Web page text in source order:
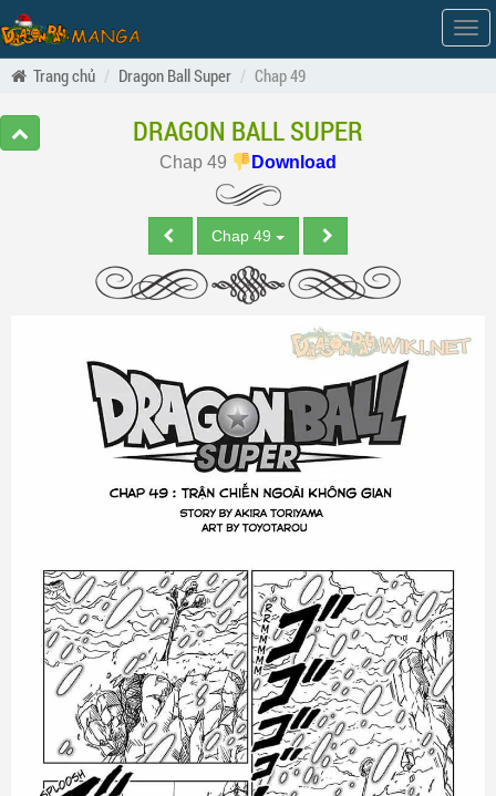
Hiện
Trang chủ
Dragon Ball Super Chap 49
DRAGON BALL SUPER
Chap 49 Download
Chap 49